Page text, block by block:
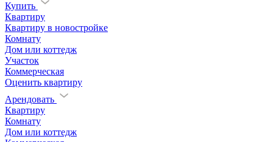
Купить
Квартиру
Квартиру в новостройке
Комнату
Дом или коттедж
Участок
Коммерческая
Оценить квартиру
Арендовать
Квартиру
Комнату
Дом или коттедж